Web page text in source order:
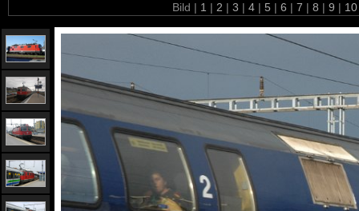
Bild | 1 | 2 | 3 | 4 | 5 | 6 | 7 | 8 | 9 |